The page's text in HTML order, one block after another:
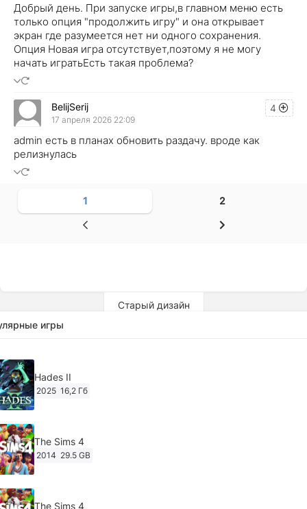
Добрый день. При запуске игры,в главном меню есть
только опция "продолжить игру" и она открывает
экран где разумеется нет ни одного сохранения.
Опция Новая игра отсутствует,поэтому я не могу
начать игратьЕсть такая проблема?
4
BelijSerij
17 апреля 2026 22:09
admin есть в планах обновить раздачу. вроде как
релизнулась
1 2
Старый дизайн
игры
Hades II
2025 16,2 Гб
The Sims 4
2014 29.5 GB
The Sims 4